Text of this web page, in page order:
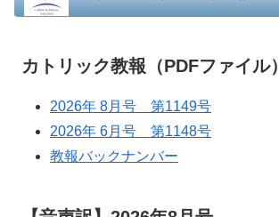
カトリック教報（PDFファイル）
2026年 8月号 第1149号
2026年 6月号 第1148号
教報バックナンバー